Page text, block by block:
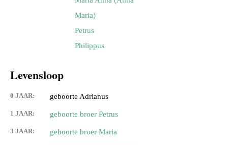
Maria)
Petrus
Philippus
Levensloop
0 JAAR: geboorte Adrianus
1 JAAR: geboorte broer Petrus
3 JAAR: geboorte broer Maria